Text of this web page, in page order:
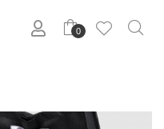
0